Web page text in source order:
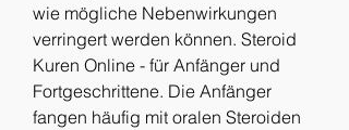
wie mögliche Nebenwirkungen
verringert werden können. Steroid
Kuren Online - für Anfänger und
Fortgeschrittene. Die Anfänger
fangen häufig mit oralen Steroiden